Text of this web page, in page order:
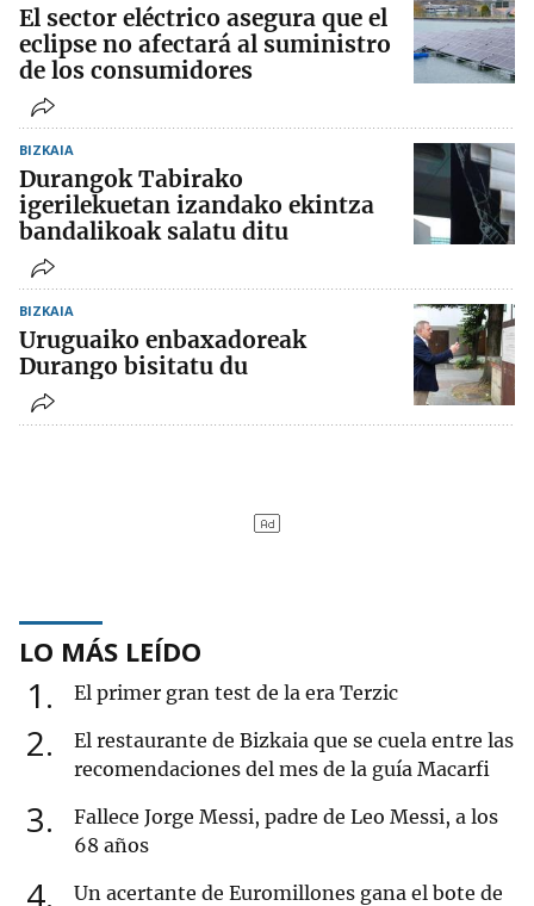
El sector eléctrico asegura que el
eclipse no afectará al suministro
de los consumidores
BIZKAIA
Durangok Tabirako
igerilekuetan izandako ekintza
bandalikoak salatu ditu
BIZKAIA
Uruguaiko enbaxadoreak
Durango bisitatu du
LO MÁS LEÍDO
1 El primer gran test de la era Terzic
2
El restaurante de Bizkaia que se cuela entre las
recomendaciones del mes de la guía Macarfi
3
Fallece Jorge Messi, padre de Leo Messi, a los
68 años
4
Un acertante de Euromillones gana el bote de